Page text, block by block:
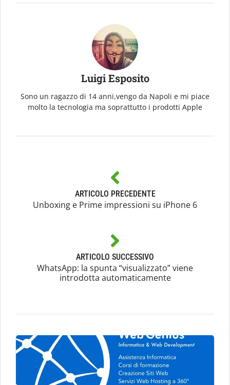
Luigi Esposito
Sono un ragazzo di 14 anni,vengo da Napoli e mi piace
molto la tecnologia ma soprattutto i prodotti Apple
ARTICOLO PRECEDENTE
Unboxing e Prime impressioni su iPhone 6
ARTICOLO SUCCESSIVO
WhatsApp: la spunta “visualizzato” viene
introdotta automaticamente